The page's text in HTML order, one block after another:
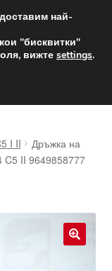
свят
I II
Дръжка на
C5 II 9649858777
най-
"бисквитки"
вижте settings.